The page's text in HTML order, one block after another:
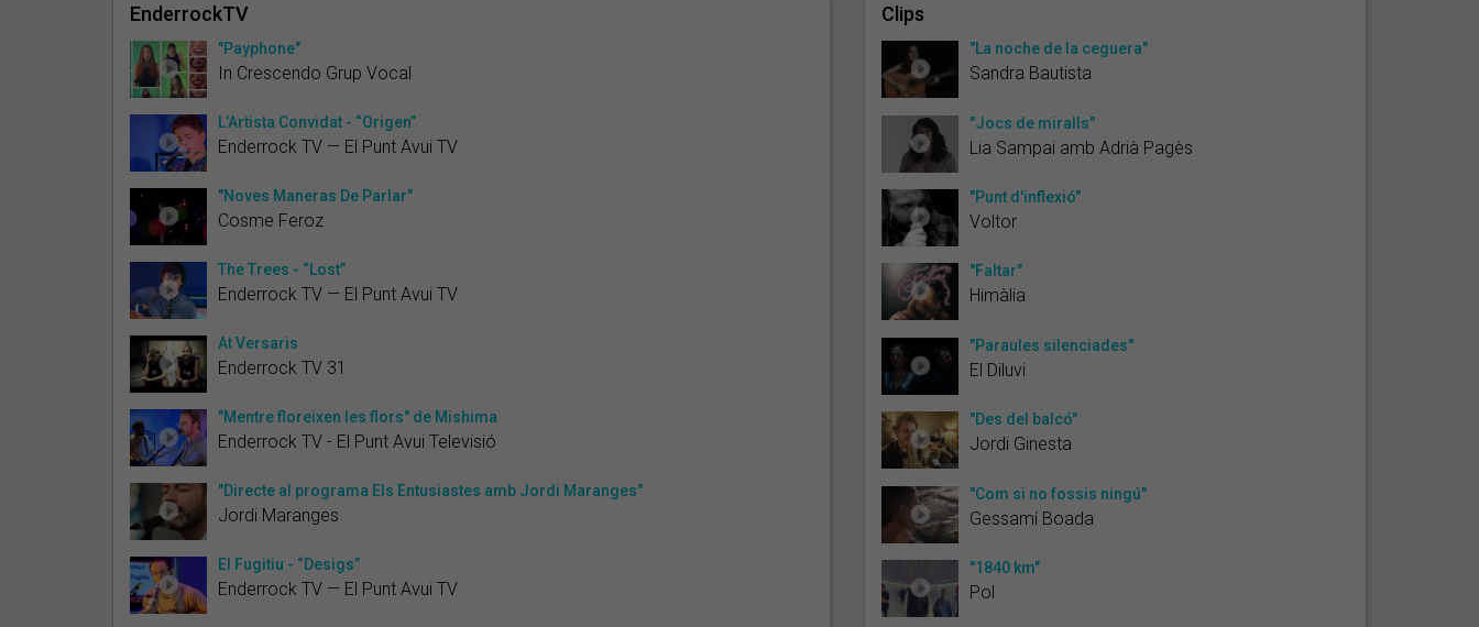
EnderrockTV
"Payphone"
In Crescendo Grup Vocal
L’Artista Convidat - “Origen”
Enderrock TV — El Punt Avui TV
"Noves Maneras De Parlar"
Cosme Feroz
The Trees - “Lost”
Enderrock TV — El Punt Avui TV
At Versaris
Enderrock TV 31
"Mentre floreixen les flors" de Mishima
Enderrock TV - El Punt Avui Televisió
"Directe al programa Els Entusiastes amb Jordi Maranges"
Jordi Maranges
El Fugitiu - “Desigs”
Enderrock TV — El Punt Avui TV
Clips
"La noche de la ceguera"
Sandra Bautista
"Jocs de miralls"
Lia Sampai amb Adrià Pagès
"Punt d'inflexió"
Voltor
"Faltar"
Himàlia
"Paraules silenciades"
El Diluvi
"Des del balcó"
Jordi Ginesta
"Com si no fossis ningú"
Gessamí Boada
"1840 km"
Pol